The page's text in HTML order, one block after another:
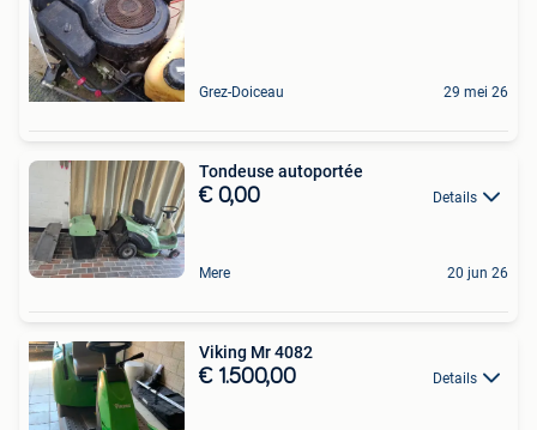
Grez-Doiceau 29 mei 26
Tondeuse autoportée
€ 0,00 Details
Mere 20 jun 26
Viking Mr 4082
€ 1.500,00 Details